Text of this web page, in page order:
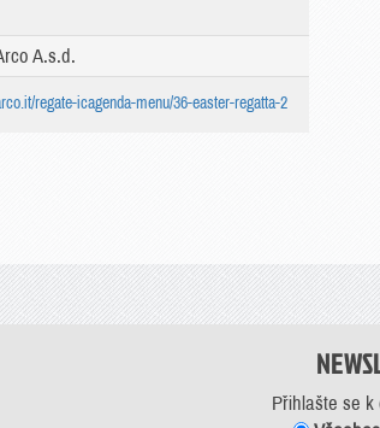
A.s.d.
regate-icagenda-menu/36-easter-regatta-2
Přihlašte se